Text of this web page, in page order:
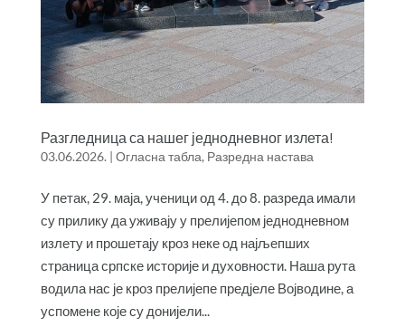
Разгледница са нашег једнодневног излета!
03.06.2026. | Огласна табла, Разредна настава
У петак, 29. маја, ученици од 4. до 8. разреда имали
су прилику да уживају у прелијепом једнодневном
излету и прошетају кроз неке од најљепших
страница српске историје и духовности. Наша рута
водила нас је кроз прелијепе предјеле Војводине, а
успомене које су донијели...